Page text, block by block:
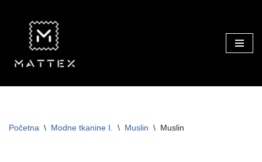
content
Početna \ Modne tkanine I. \ Muslin \ Muslin